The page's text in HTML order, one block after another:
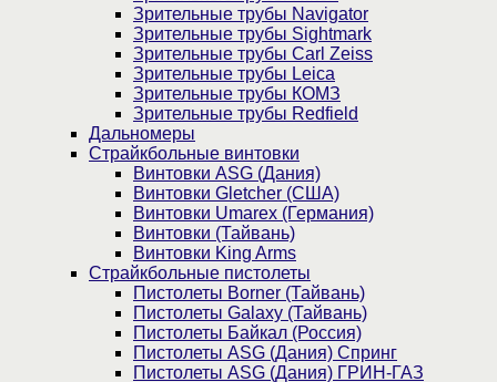
Зрительные трубы Navigator
Зрительные трубы Sightmark
Зрительные трубы Carl Zeiss
Зрительные трубы Leica
Зрительные трубы КОМЗ
Зрительные трубы Redfield
Дальномеры
Страйкбольные винтовки
Винтовки ASG (Дания)
Винтовки Gletcher (США)
Винтовки Umarex (Германия)
Винтовки (Тайвань)
Винтовки King Arms
Страйкбольные пистолеты
Пистолеты Borner (Тайвань)
Пистолеты Galaxy (Тайвань)
Пистолеты Байкал (Россия)
Пистолеты ASG (Дания) Спринг
Пистолеты ASG (Дания) ГРИН-ГАЗ